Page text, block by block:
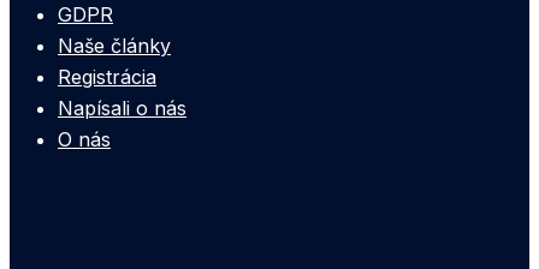
GDPR
Naše články
Registrácia
Napísali o nás
O nás